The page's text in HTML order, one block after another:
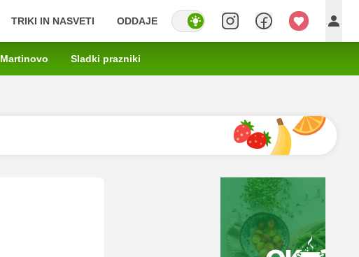
TRIKI IN NASVETI ODDAJE
Martinovo Sladki prazniki